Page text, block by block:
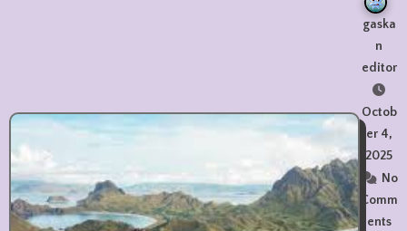
gaska
n
editor
Octob
er 4,
2025
No
Comm
ents